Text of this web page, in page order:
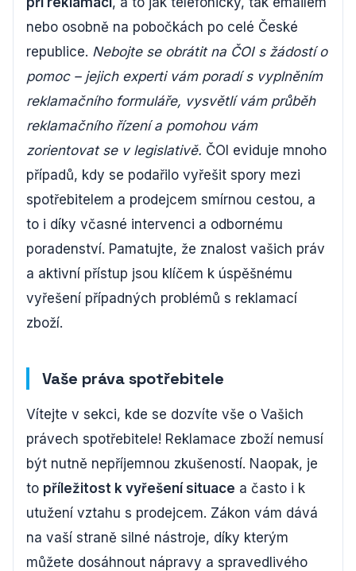
nebo osobně na pobočkách po celé České
republice. Nebojte se obrátit na ČOI s žádostí o
pomoc – jejich experti vám poradí s vyplněním
reklamačního formuláře, vysvětlí vám průběh
reklamačního řízení a pomohou vám
zorientovat se v legislativě. ČOI eviduje mnoho
případů, kdy se podařilo vyřešit spory mezi
spotřebitelem a prodejcem smírnou cestou, a
to i díky včasné intervenci a odbornému
poradenství. Pamatujte, že znalost vašich práv
a aktivní přístup jsou klíčem k úspěšnému
vyřešení případných problémů s reklamací
zboží.
Vaše práva spotřebitele
Vítejte v sekci, kde se dozvíte vše o Vašich
právech spotřebitele! Reklamace zboží nemusí
být nutně nepříjemnou zkušeností. Naopak, je
to příležitost k vyřešení situace a často i k
utužení vztahu s prodejcem. Zákon vám dává
na vaší straně silné nástroje, díky kterým
můžete dosáhnout nápravy a spravedlivého